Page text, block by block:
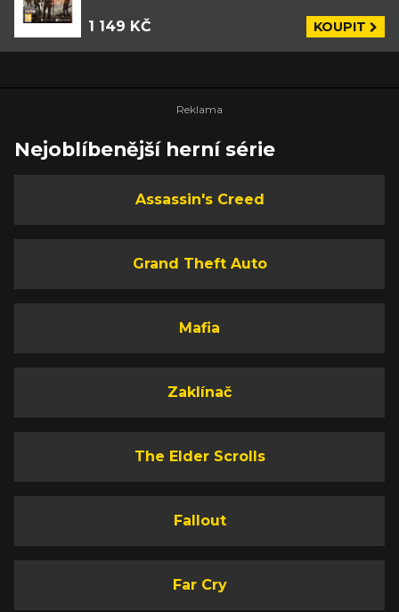
1 149 KČ KOUPIT
Nejoblíbenější herní série
Assassin's Creed
Grand Theft Auto
Mafia
Zaklínač
The Elder Scrolls
Fallout
Far Cry